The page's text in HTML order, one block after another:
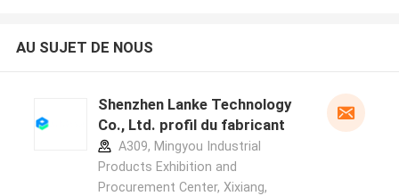
AU SUJET DE NOUS
Shenzhen Lanke Technology
Co., Ltd. profil du fabricant
A309, Mingyou Industrial
Products Exhibition and
Procurement Center, Xixiang,